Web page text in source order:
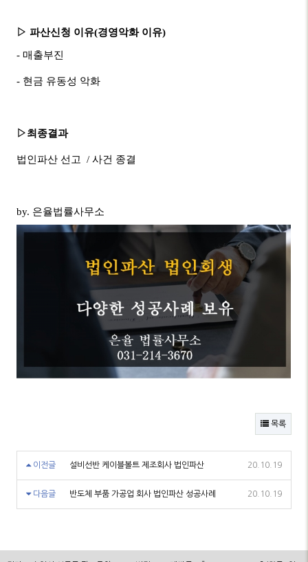
▷ 파산신청 이유(경영악화 이유)
- 매출부진
- 현금 유동성 악화
▷최종결과
법인파산 선고 / 사건 종결
by. 은율법률사무소
목록
이전글 설비선반 케이블볼트 제조회사 법인파산 20.10.19
다음글 반도체 부품 가공업 회사 법인파산 성공사례 20.10.19